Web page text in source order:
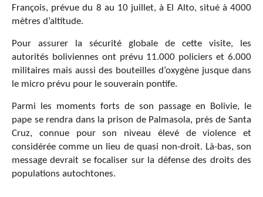
François, prévue du 8 au 10 juillet, à El Alto, situé à 4000
mètres d’altitude.
Pour assurer la sécurité globale de cette visite, les
autorités boliviennes ont prévu 11.000 policiers et 6.000
militaires mais aussi des bouteilles d’oxygène jusque dans
le micro prévu pour le souverain pontife.
Parmi les moments forts de son passage en Bolivie, le
pape se rendra dans la prison de Palmasola, près de Santa
Cruz, connue pour son niveau élevé de violence et
considérée comme un lieu de quasi non-droit. Là-bas, son
message devrait se focaliser sur la défense des droits des
populations autochtones.